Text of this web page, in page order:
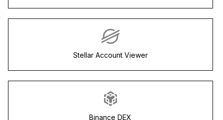
Stellar Account Viewer
Binance DEX